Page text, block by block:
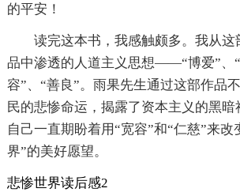
的平安！
读完这本书，我感触颇多。我从
品中渗透的人道主义思想——“博爱”、
容”、“善良”。雨果先生通过这部作品
民的悲惨命运，揭露了资本主义的黑
自己一直期盼着用“宽容”和“仁慈”来改
界”的美好愿望。
悲惨世界读后感2